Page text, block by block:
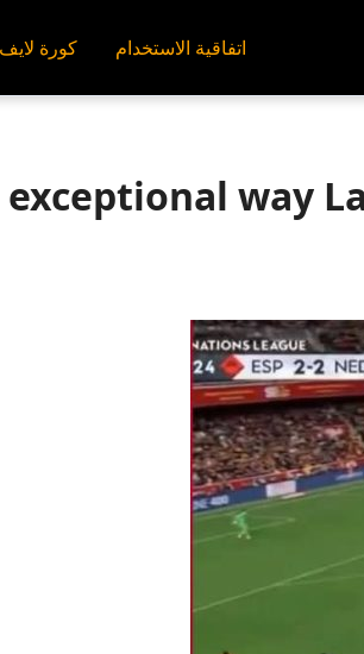
اتفاقية الاستخدام كورة لايف
way